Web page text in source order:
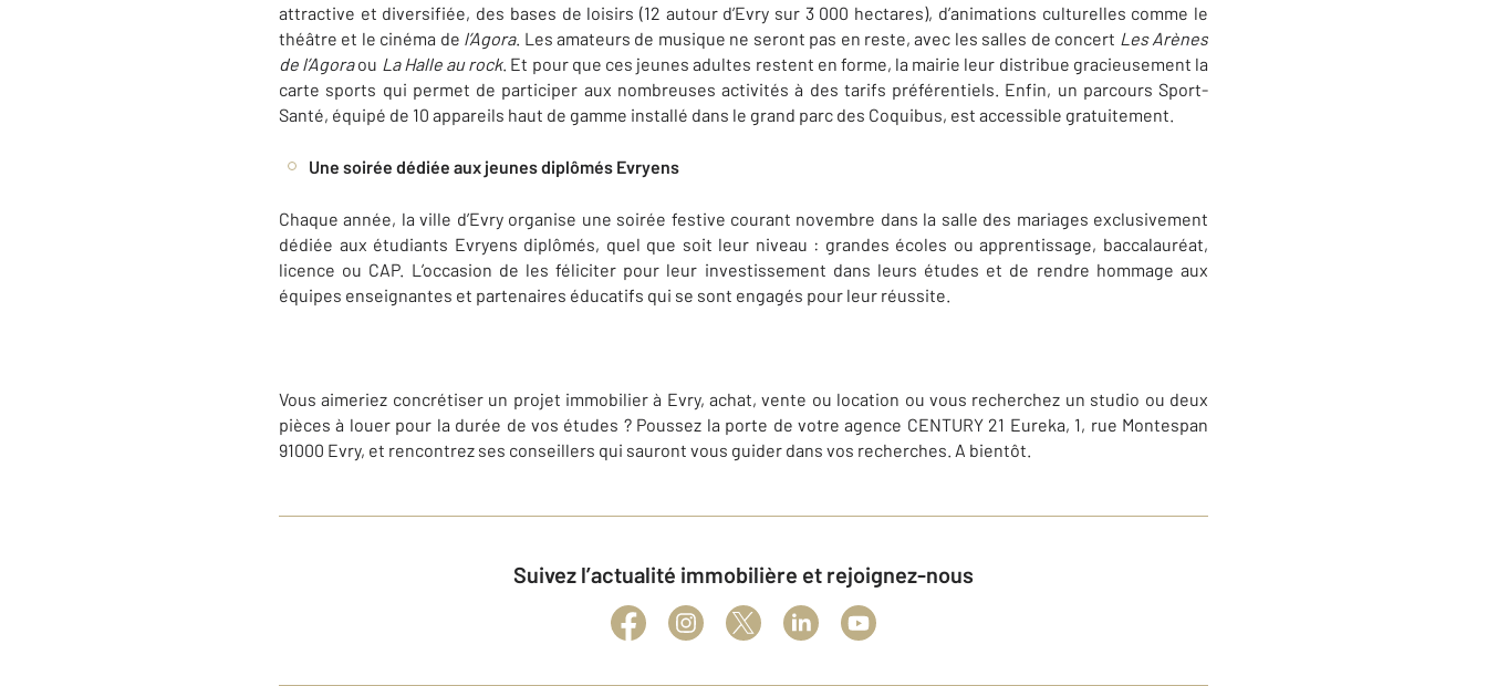
attractive et diversifiée, des bases de loisirs (12 autour d’Evry sur 3 000 hectares), d’animations culturelles comme le
théâtre et le cinéma de l’Agora. Les amateurs de musique ne seront pas en reste, avec les salles de concert Les Arènes
de l’Agoraou La Halle au rock. Et pour que ces jeunes adultes restent en forme, la mairie leur distribue gracieusement la
carte sports qui permet de participer aux nombreuses activités à des tarifs préférentiels. Enfin, un parcours Sport-
Santé, équipé de 10 appareils haut de gamme installé dans le grand parc des Coquibus, est accessible gratuitement.
Une soirée dédiée aux jeunes diplômés Evryens
Chaque année, la ville d’Evry organise une soirée festive courant novembre dans la salle des mariages exclusivement
dédiée aux étudiants Evryens diplômés, quel que soit leur niveau : grandes écoles ou apprentissage, baccalauréat,
licence ou CAP. L’occasion de les féliciter pour leur investissement dans leurs études et de rendre hommage aux
équipes enseignantes et partenaires éducatifs qui se sont engagés pour leur réussite.
Vous aimeriez concrétiser un projet immobilier à Evry, achat, vente ou location ou vous recherchez un studio ou deux
pièces à louer pour la durée de vos études ? Poussez la porte de votre agence CENTURY 21 Eureka, 1, rue Montespan
91000 Evry, et rencontrez ses conseillers qui sauront vous guider dans vos recherches. A bientôt.
Suivez l’actualité immobilière et rejoignez-nous